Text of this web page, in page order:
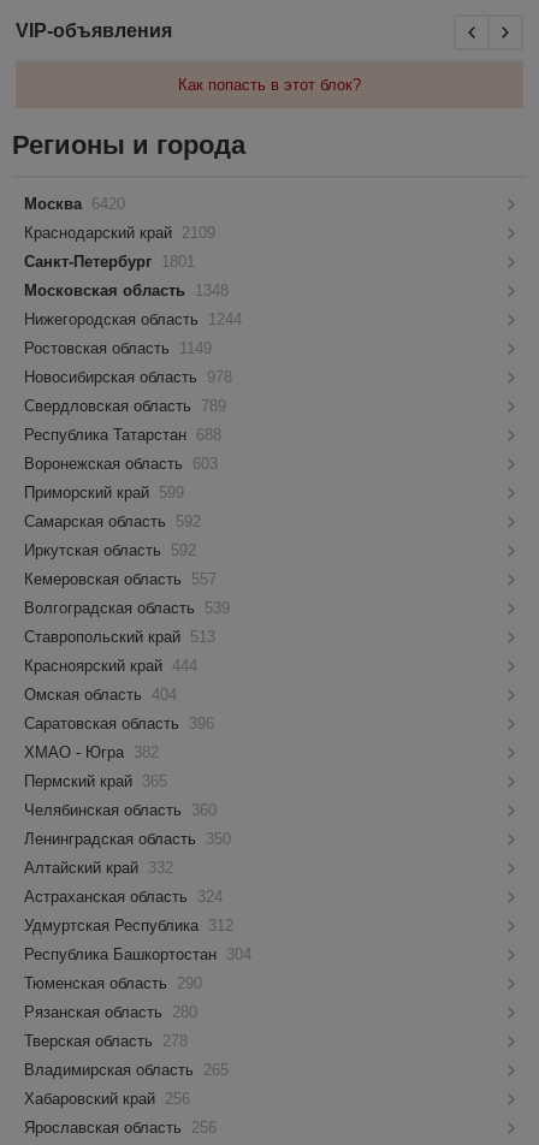
VIP-объявления
Как попасть в этот блок?
Регионы и города
Москва 6420
Краснодарский край 2109
Санкт-Петербург
1801
Московская область
1348
Нижегородская область
1244
Ростовская область
1149
Новосибирская область
978
Свердловская область
789
Республика Татарстан 688
Воронежская область
603
Приморский край 599
Самарская область
592
Иркутская область
592
Кемеровская область
557
Волгоградская область
539
Ставропольский край 513
Красноярский край 444
Омская область 404
Саратовская область
396
ХМАО - Югра 382
Пермский край 365
Челябинская область
360
Ленинградская область
350
Алтайский край 332
Астраханская область
324
Удмуртская Республика 312
Республика Башкортостан 304
Тюменская область
290
Рязанская область
280
Тверская область
278
Владимирская область
265
Хабаровский край 256
Ярославская область
256